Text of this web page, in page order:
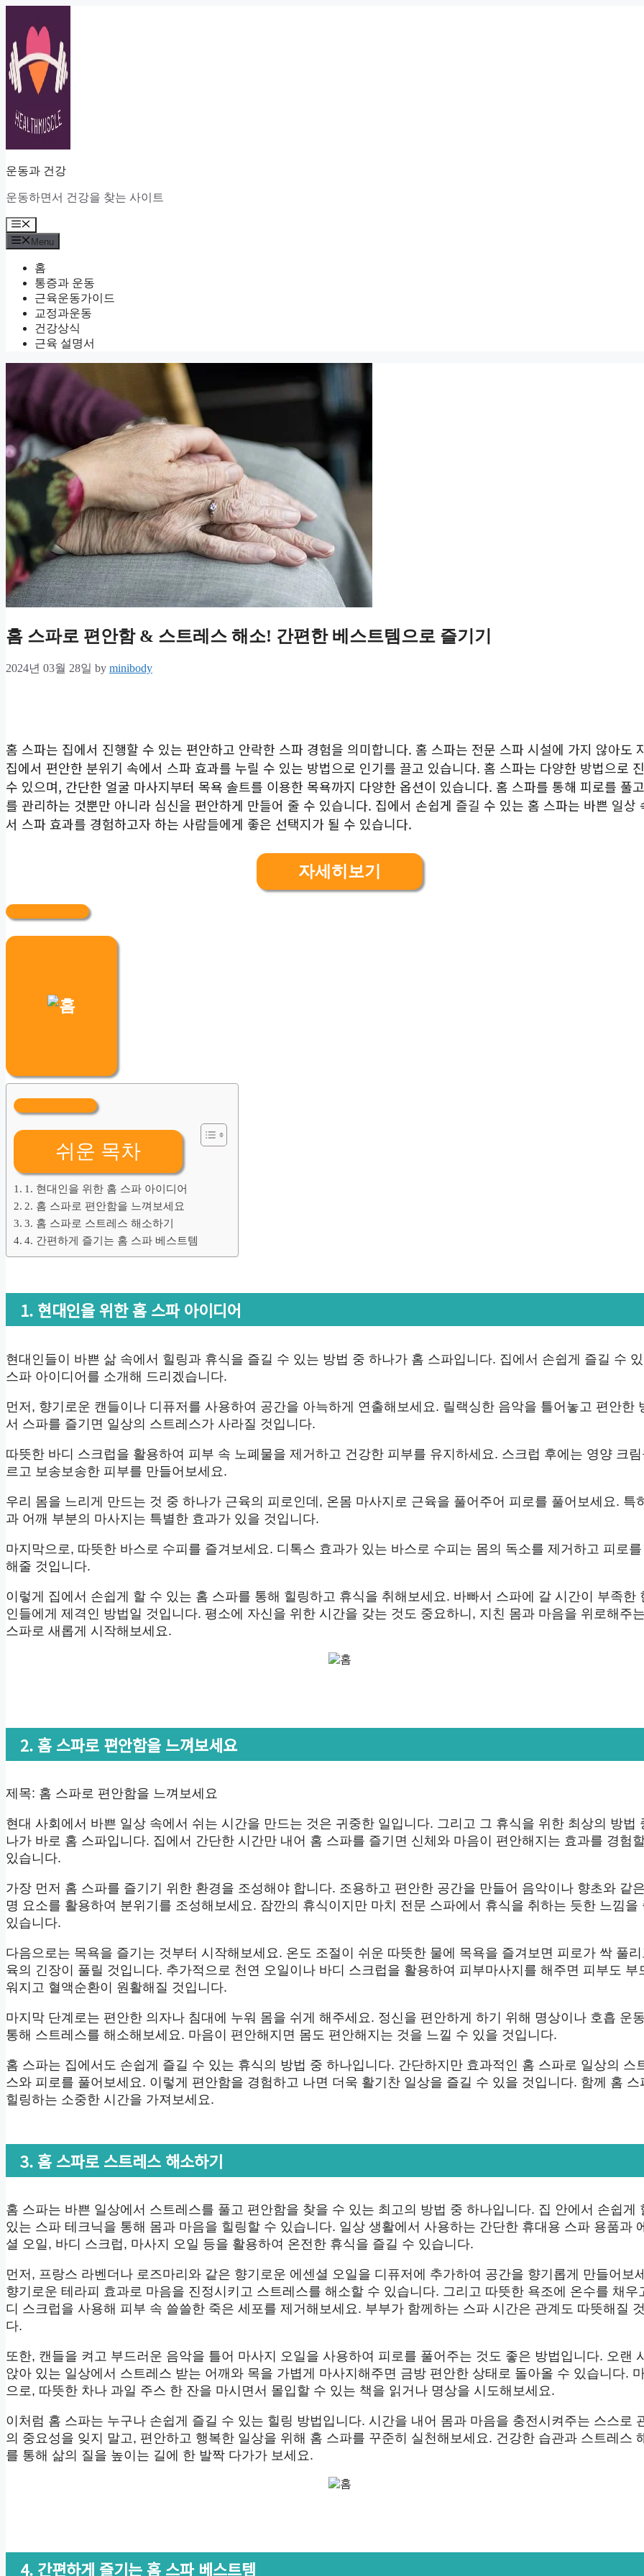
content
운동과 건강
운동하면서 건강을 찾는 사이트
Menu
Menu
홈
통증과 운동
근육운동가이드
교정과운동
건강상식
근육 설명서
홈 스파로 편안함 & 스트레스 해소! 간편한 베스트템으로 즐기기
2024년 03월 28일 by minibody
홈 스파는 집에서 진행할 수 있는 편안하고 안락한 스파 경험을 의미합니다. 홈 스파는 전문 스파 시설에 가지 않아도
집에서 편안한 분위기 속에서 스파 효과를 누릴 수 있는 방법으로 인기를 끌고 있습니다. 홈 스파는 다양한 방법으로
수 있으며, 간단한 얼굴 마사지부터 목욕 솔트를 이용한 목욕까지 다양한 옵션이 있습니다. 홈 스파를 통해 피로를 풀
를 관리하는 것뿐만 아니라 심신을 편안하게 만들어 줄 수 있습니다. 집에서 손쉽게 즐길 수 있는 홈 스파는 바쁜 일상
서 스파 효과를 경험하고자 하는 사람들에게 좋은 선택지가 될 수 있습니다.
자세히보기
쉬운 목차
1. 현대인을 위한 홈 스파 아이디어
2. 홈 스파로 편안함을 느껴보세요
3. 홈 스파로 스트레스 해소하기
4. 간편하게 즐기는 홈 스파 베스트템
1. 현대인을 위한 홈 스파 아이디어
현대인들이 바쁜 삶 속에서 힐링과 휴식을 즐길 수 있는 방법 중 하나가 홈 스파입니다. 집에서 손쉽게 즐길 수
스파 아이디어를 소개해 드리겠습니다.
먼저, 향기로운 캔들이나 디퓨저를 사용하여 공간을 아늑하게 연출해보세요. 릴랙싱한 음악을 틀어놓고 편안한
서 스파를 즐기면 일상의 스트레스가 사라질 것입니다.
따뜻한 바디 스크럽을 활용하여 피부 속 노폐물을 제거하고 건강한 피부를 유지하세요. 스크럽 후에는 영양 크
르고 보송보송한 피부를 만들어보세요.
우리 몸을 느리게 만드는 것 중 하나가 근육의 피로인데, 온몸 마사지로 근육을 풀어주어 피로를 풀어보세요. 특
과 어깨 부분의 마사지는 특별한 효과가 있을 것입니다.
마지막으로, 따뜻한 바스로 수피를 즐겨보세요. 디톡스 효과가 있는 바스로 수피는 몸의 독소를 제거하고 피로
해줄 것입니다.
이렇게 집에서 손쉽게 할 수 있는 홈 스파를 통해 힐링하고 휴식을 취해보세요. 바빠서 스파에 갈 시간이 부족한
인들에게 제격인 방법일 것입니다. 평소에 자신을 위한 시간을 갖는 것도 중요하니, 지친 몸과 마음을 위로해주
스파로 새롭게 시작해보세요.
2. 홈 스파로 편안함을 느껴보세요
제목: 홈 스파로 편안함을 느껴보세요
현대 사회에서 바쁜 일상 속에서 쉬는 시간을 만드는 것은 귀중한 일입니다. 그리고 그 휴식을 위한 최상의 방법
나가 바로 홈 스파입니다. 집에서 간단한 시간만 내어 홈 스파를 즐기면 신체와 마음이 편안해지는 효과를 경험
있습니다.
가장 먼저 홈 스파를 즐기기 위한 환경을 조성해야 합니다. 조용하고 편안한 공간을 만들어 음악이나 향초와 같
명 요소를 활용하여 분위기를 조성해보세요. 잠깐의 휴식이지만 마치 전문 스파에서 휴식을 취하는 듯한 느낌을
있습니다.
다음으로는 목욕을 즐기는 것부터 시작해보세요. 온도 조절이 쉬운 따뜻한 물에 목욕을 즐겨보면 피로가 싹 풀
육의 긴장이 풀릴 것입니다. 추가적으로 천연 오일이나 바디 스크럽을 활용하여 피부마사지를 해주면 피부도 부
워지고 혈액순환이 원활해질 것입니다.
마지막 단계로는 편안한 의자나 침대에 누워 몸을 쉬게 해주세요. 정신을 편안하게 하기 위해 명상이나 호흡 운
통해 스트레스를 해소해보세요. 마음이 편안해지면 몸도 편안해지는 것을 느낄 수 있을 것입니다.
홈 스파는 집에서도 손쉽게 즐길 수 있는 휴식의 방법 중 하나입니다. 간단하지만 효과적인 홈 스파로 일상의 스
스와 피로를 풀어보세요. 이렇게 편안함을 경험하고 나면 더욱 활기찬 일상을 즐길 수 있을 것입니다. 함께 홈 스
힐링하는 소중한 시간을 가져보세요.
3. 홈 스파로 스트레스 해소하기
홈 스파는 바쁜 일상에서 스트레스를 풀고 편안함을 찾을 수 있는 최고의 방법 중 하나입니다. 집 안에서 손쉽게
있는 스파 테크닉을 통해 몸과 마음을 힐링할 수 있습니다. 일상 생활에서 사용하는 간단한 휴대용 스파 용품과
셜 오일, 바디 스크럽, 마사지 오일 등을 활용하여 온전한 휴식을 즐길 수 있습니다.
먼저, 프랑스 라벤더나 로즈마리와 같은 향기로운 에센셜 오일을 디퓨저에 추가하여 공간을 향기롭게 만들어보
향기로운 테라피 효과로 마음을 진정시키고 스트레스를 해소할 수 있습니다. 그리고 따뜻한 욕조에 온수를 채우
디 스크럽을 사용해 피부 속 쓸쓸한 죽은 세포를 제거해보세요. 부부가 함께하는 스파 시간은 관계도 따뜻해질
다.
또한, 캔들을 켜고 부드러운 음악을 틀어 마사지 오일을 사용하여 피로를 풀어주는 것도 좋은 방법입니다. 오랜
앉아 있는 일상에서 스트레스 받는 어깨와 목을 가볍게 마사지해주면 금방 편안한 상태로 돌아올 수 있습니다.
으로, 따뜻한 차나 과일 주스 한 잔을 마시면서 몰입할 수 있는 책을 읽거나 명상을 시도해보세요.
이처럼 홈 스파는 누구나 손쉽게 즐길 수 있는 힐링 방법입니다. 시간을 내어 몸과 마음을 충전시켜주는 스스로
의 중요성을 잊지 말고, 편안하고 행복한 일상을 위해 홈 스파를 꾸준히 실천해보세요. 건강한 습관과 스트레스
를 통해 삶의 질을 높이는 길에 한 발짝 다가가 보세요.
4. 간편하게 즐기는 홈 스파 베스트템